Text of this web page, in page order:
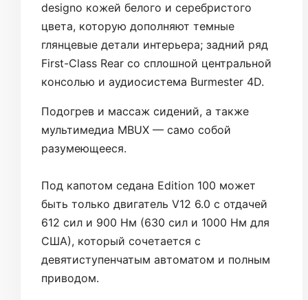
designo кожей белого и серебристого
цвета, которую дополняют темные
глянцевые детали интерьера; задний ряд
First-Class Rear со сплошной центральной
консолью и аудиосистема Burmester 4D.
Подогрев и массаж сидений, а также
мультимедиа MBUX — само собой
разумеющееся.
Под капотом седана Edition 100 может
быть только двигатель V12 6.0 с отдачей
612 сил и 900 Нм (630 сил и 1000 Нм для
США), который сочетается с
девятиступенчатым автоматом и полным
приводом.